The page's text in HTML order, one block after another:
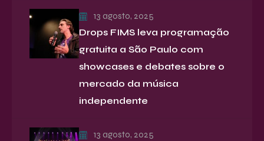
13 agosto, 2025
Drops FIMS leva programação
gratuita a São Paulo com
showcases e debates sobre o
mercado da música
independente
13 agosto, 2025